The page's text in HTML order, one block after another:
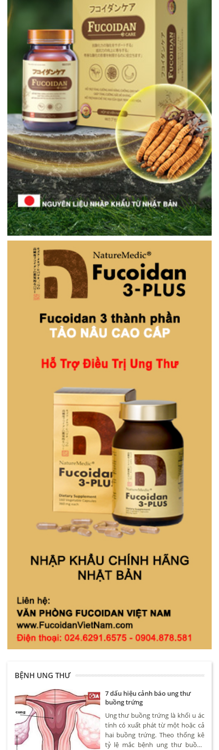
BỆNH UNG THƯ
7 dấu hiệu cảnh báo ung thư
buồng trứng
Ung thư buồng trứng là khối u ác
tính có xuất phát từ một hoặc cả
hai buồng trứng. Theo thống kê
tỷ lệ mắc bệnh ung thư buồng